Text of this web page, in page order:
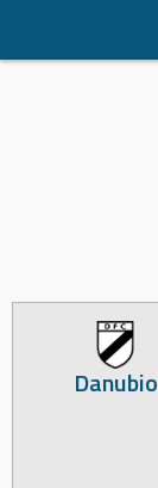
content
Danubio